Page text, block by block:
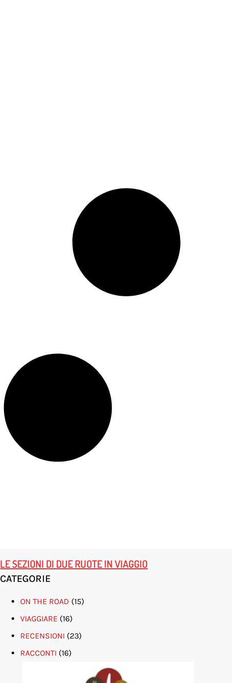
LE SEZIONI DI DUE RUOTE IN VIAGGIO
CATEGORIE
ON THE ROAD (15)
VIAGGIARE (16)
RECENSIONI (23)
RACCONTI (16)